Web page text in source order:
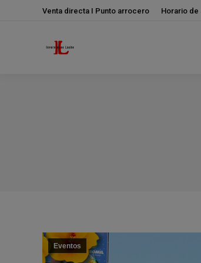
Venta directa I Punto arrocero Horario de
Eventos